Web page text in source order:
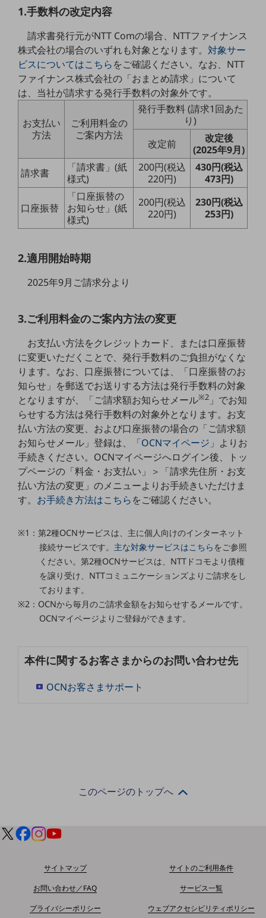
カテゴリーで探す
カテゴリーで探すTOP
ネットワーク・モバイル
クラウド・データセンター
電話・映像コミュニケーション
運用管理
災害対策・BCP
課題・ニーズで探すTOP
マーケティング
業務効率化
災害対策
職場環境整備
地域共創・地方創生
セキュリティ対策
遠隔監視
顧客体験（CX）改善
自動化・省電化
業種・業態で探す
業種・業態で探すTOP
医療・介護
モビリティ
ビジネス向けスマートフォン
データ通信製品
ドコモケータイ
1.手数料の改定内容
請求書発行元がNTT Comの場合、NTTファイナンス
株式会社の場合のいずれも対象となります。対象サー
ビスについてはこちらをご確認ください。なお、NTT
ファイナンス株式会社の「おまとめ請求」について
は、当社が請求する発行手数料の対象外です。
お支払い
方法
ご利用料金の
ご案内方法
発行手数料 (請求1回あた
り)
改定前
改定後
(2025年9月)
請求書
「請求書」(紙
様式)
200円(税込
220円)
430円(税込
473円)
口座振替
「口座振替の
お知らせ」(紙
様式)
200円(税込
220円)
230円(税込
253円)
2.適用開始時期
2025年9月ご請求分より
3.ご利用料金のご案内方法の変更
お支払い方法をクレジットカード、または口座振替
に変更いただくことで、発行手数料のご負担がなくな
ります。なお、口座振替については、「口座振替のお
知らせ」を郵送でお送りする方法は発行手数料の対象
となりますが、「ご請求額お知らせメール※2 」でお知
らせする方法は発行手数料の対象外となります。お支
払い方法の変更、および口座振替の場合の「ご請求額
お知らせメール」登録は、
「OCNマイページ」 よりお
手続きください。OCNマイページへログイン後、トッ
プページの「料金・お支払い」＞「請求先住所・お支
払い方法の変更」のメニューよりお手続きいただけま
す。 お手続き方法はこちらをご確認ください。
※1：第2種OCNサービスは、主に個人向けのインターネット
接続サービスです。 主な対象サービスはこちらをご参照
ください。第2種OCNサービスは、NTTドコモより債権
を譲り受け、NTTコミュニケーションズよりご請求をし
ております。
※2：OCNから毎月のご請求金額をお知らせするメールです。
OCNマイページよりご登録ができます。
本件に関するお客さまからのお問い合わせ先
OCNお客さまサポート
このページのトップへ
サイトマップ
サイトのご利用条件
お問い合わせ／FAQ
サービス一覧
プライバシーポリシー
ウェブアクセシビリティポリシー